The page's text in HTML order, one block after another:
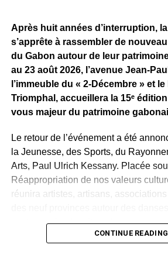
Reste maintenant à savoir ce que
prépare pour sa nouvelle recrue. Car
exposition, le véritable défi sera de
réguliers et solides, capables
au premier plan de la scène musicale
WhatsApp
Facebook
X >>
Après huit années d’interruption,
s’apprête à rassembler de
du Gabon autour de leur
au 23 août 2026, l’avenue Jean-
l’immeuble du « 2-Décembre » et
Triomphal, accueillera la 15ᵉ
vous majeur du patrimoine
Le retour de l’événement a été
la Jeunesse, des Sports, du
Arts, Paul Ulrich Kessany. Placée
Réappropriation de nos valeurs
réunira artistes, artisans,
gastronomie, des rites, des masques
CONTINUE READING